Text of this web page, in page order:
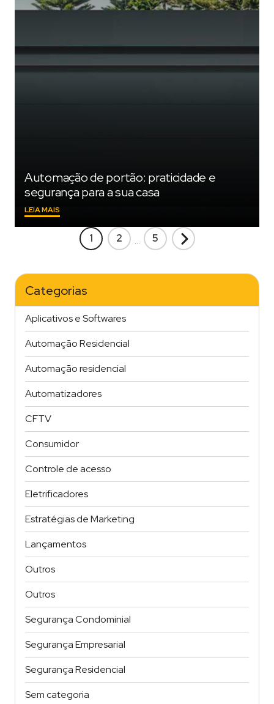
DE
Automação de portão: praticidade e
segurança para a sua casa
LEIA MAIS
DE
PORTÃO:
PRATICIDADE
PARA
SUA
CASA"
Navegação
posts
1 2 … 5 Próximo
Categorias
Aplicativos e Softwares
Automação Residencial
Automação residencial
Automatizadores
CFTV
Consumidor
Controle de acesso
Eletrificadores
Estratégias de Marketing
Lançamentos
Outros
Outros
Segurança Condominial
Segurança Empresarial
Segurança Residencial
Sem categoria